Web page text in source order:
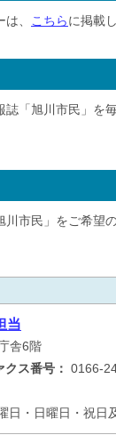
、 こちらに掲載
「旭川市民」を
市民」をご希望
当
舎6階
クス番号： 0166-
・日曜日・祝日